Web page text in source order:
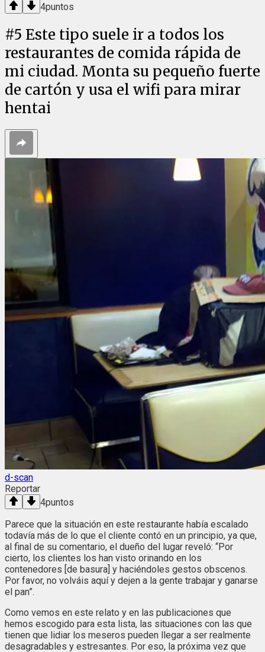
4puntos
#5 Este tipo suele ir a todos los
restaurantes de comida rápida de
mi ciudad. Monta su pequeño fuerte
de cartón y usa el wifi para mirar
hentai
d-scan
Reportar
4puntos
Parece que la situación en este restaurante había escalado
todavía más de lo que el cliente contó en un principio, ya que,
al final de su comentario, el dueño del lugar reveló: “Por
cierto, los clientes los han visto orinando en los
contenedores [de basura] y haciéndoles gestos obscenos.
Por favor, no volváis aquí y dejen a la gente trabajar y ganarse
el pan”.
Como vemos en este relato y en las publicaciones que
hemos escogido para esta lista, las situaciones con las que
tienen que lidiar los meseros pueden llegar a ser realmente
desagradables y estresantes. Por eso, la próxima vez que